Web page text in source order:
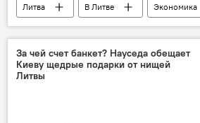
Литва В Литве
Экономика
Украина
прибыль
завод
нефть
Orlen Lietuva
нефтеперерабатывающий завод
За чей счет банкет? Науседа обещает
Киеву щедрые подарки от нищей
Литвы